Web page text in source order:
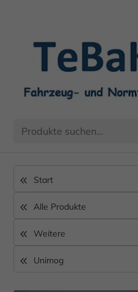
Start
Alle Produkte
Weitere
Unimog